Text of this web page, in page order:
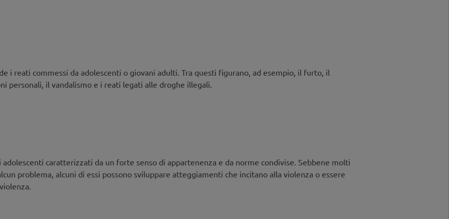
i reati commessi da adolescenti o giovani adulti. Tra questi figurano, ad esempio, il furto, il
personali, il vandalismo e i reati legati alle droghe illegali.
caratterizzati da un forte senso di appartenenza e da norme condivise. Sebbene molti
problema, alcuni di essi possono sviluppare atteggiamenti che incitano alla violenza o essere